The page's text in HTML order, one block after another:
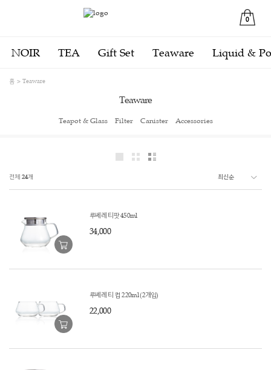
0
NOIR TEA Gift Set Teaware Liquid &
홈 Teaware
Teaware
Teapot & Glass Filter Canister Accessories
전체 24개
루쎄레 티팟 450ml
34,000
루쎄레 티 컵 220ml (2개입)
22,000